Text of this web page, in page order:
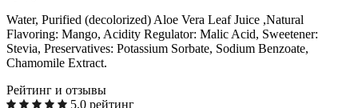
Water, Purified (decolorized) Aloe Vera Leaf Juice ,Natural
Flavoring: Mango, Acidity Regulator: Malic Acid, Sweetener:
Stevia, Preservatives: Potassium Sorbate, Sodium Benzoate,
Chamomile Extract.
Рейтинг и отзывы
5.0 рейтинг